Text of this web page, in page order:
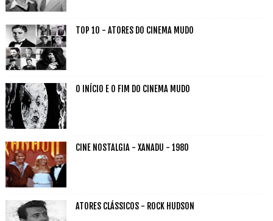
TOP 10 - ATORES DO CINEMA MUDO
O INÍCIO E O FIM DO CINEMA MUDO
CINE NOSTALGIA - XANADU - 1980
ATORES CLÁSSICOS - ROCK HUDSON